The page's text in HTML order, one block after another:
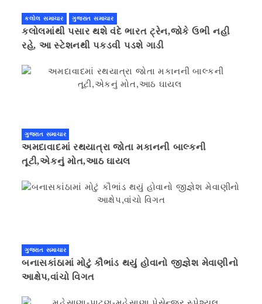
કલોલ સમાચાર ગુજરાત સમાચાર
કલોલમાંથી પસાર થશે વંદે ભારત ટ્રેન,જોકે ઉભી નહી
રહે, આ સ્ટેશનથી પકડવી પડશે ગાડી
ગુજરાત સમાચાર
અમદાવાદમાં રથયાત્રા જોતા મકાનની બાલ્કની
તૂટી,એકનું મોત,આઠ ઘાયલ
ગુજરાત સમાચાર
બનાસકાંઠામાં મોટું કૌભાંડ થયું હોવાનો જીજ્ઞેશ મેવાણીનો
આક્ષેપ,વાંચો વિગત